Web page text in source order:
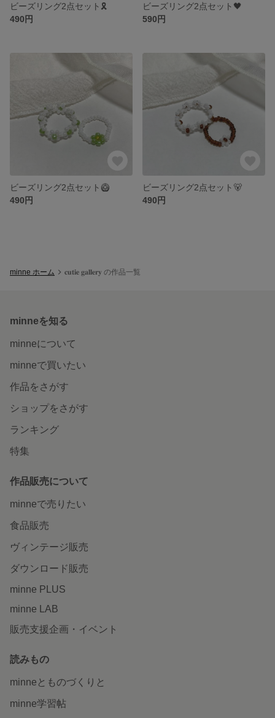
ビーズリング2点セット🎗
490円
ビーズリング2点セット🖤
590円
ビーズリング2点セット🥝
490円
ビーズリング2点セット🐻
490円
minne ホーム 𝐜𝐮𝐭𝐢𝐞 𝐠𝐚𝐥𝐥𝐞𝐫𝐲 の作品一覧
minneを知る
minneについて
minneで買いたい
作品をさがす
ショップをさがす
ランキング
特集
作品販売について
minneで売りたい
食品販売
ヴィンテージ販売
ダウンロード販売
minne PLUS
minne LAB
販売支援企画・イベント
読みもの
minneとものづくりと
minne学習帖